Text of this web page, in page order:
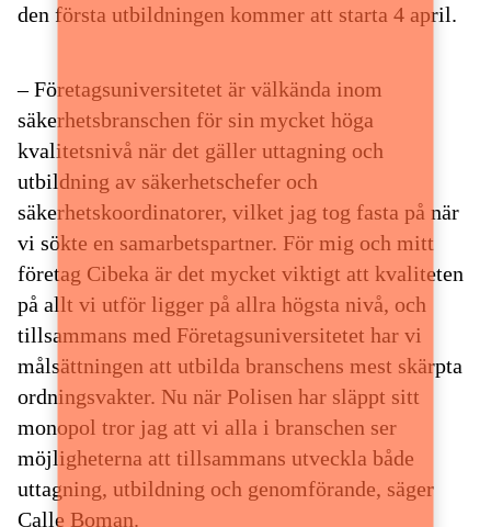
den första utbildningen kommer att starta 4 april.
– Företagsuniversitetet är välkända inom
säkerhetsbranschen för sin mycket höga
kvalitetsnivå när det gäller uttagning och
utbildning av säkerhetschefer och
säkerhetskoordinatorer, vilket jag tog fasta på när
vi sökte en samarbetspartner. För mig och mitt
företag Cibeka är det mycket viktigt att kvaliteten
på allt vi utför ligger på allra högsta nivå, och
tillsammans med Företagsuniversitetet har vi
målsättningen att utbilda branschens mest skärpta
ordningsvakter. Nu när Polisen har släppt sitt
monopol tror jag att vi alla i branschen ser
möjligheterna att tillsammans utveckla både
uttagning, utbildning och genomförande, säger
Calle Boman.